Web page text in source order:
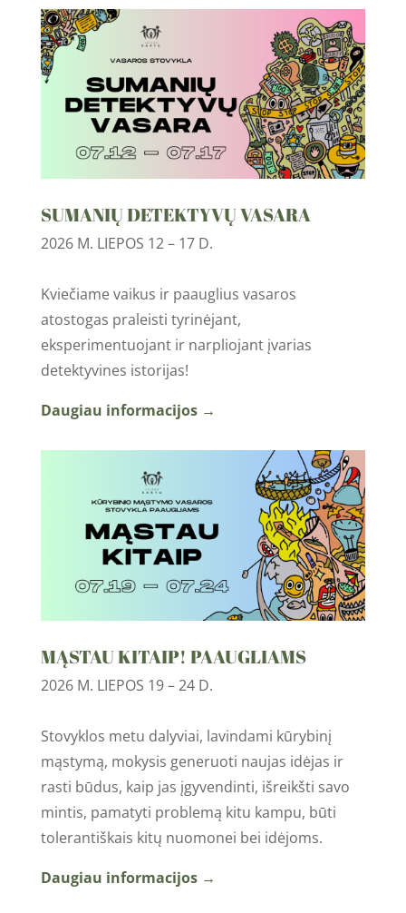
SUMANIŲ DETEKTYVŲ VASARA
2026 M. LIEPOS 12 – 17 D.
Kviečiame vaikus ir paauglius vasaros
atostogas praleisti tyrinėjant,
eksperimentuojant ir narpliojant įvarias
detektyvines istorijas!
Daugiau informacijos →
MĄSTAU KITAIP! PAAUGLIAMS
2026 M. LIEPOS 19 – 24 D.
Stovyklos metu dalyviai, lavindami kūrybinį
mąstymą, mokysis generuoti naujas idėjas ir
rasti būdus, kaip jas įgyvendinti, išreikšti savo
mintis, pamatyti problemą kitu kampu, būti
tolerantiškais kitų nuomonei bei idėjoms.
Daugiau informacijos →